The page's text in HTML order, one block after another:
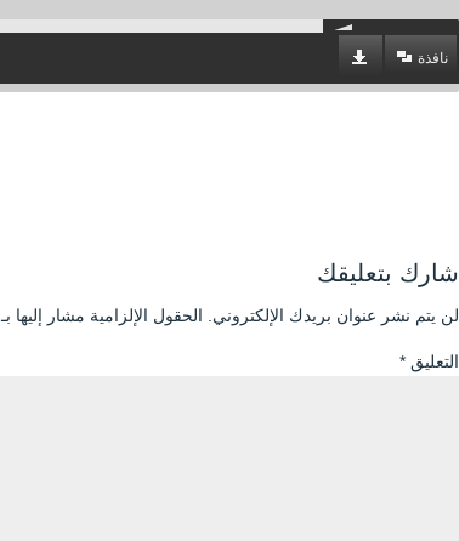
نافذة
شارك بتعليقك
لن يتم نشر عنوان بريدك الإلكتروني. الحقول الإلزامية مشار إليها بـ
التعليق *